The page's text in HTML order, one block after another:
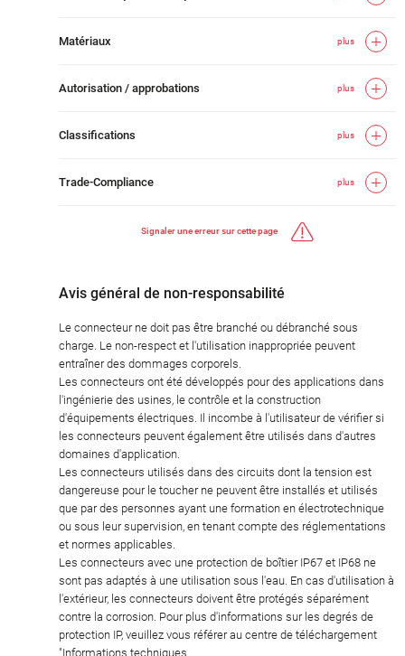
Matériaux plus
Autorisation / approbations plus
Classifications plus
Trade-Compliance plus
Signaler une erreur sur cette page
Avis général de non-responsabilité
Le connecteur ne doit pas être branché ou débranché sous
charge. Le non-respect et l'utilisation inappropriée peuvent
entraîner des dommages corporels.
Les connecteurs ont été développés pour des applications dans
l'ingénierie des usines, le contrôle et la construction
d'équipements électriques. Il incombe à l'utilisateur de vérifier si
les connecteurs peuvent également être utilisés dans d'autres
domaines d'application.
Les connecteurs utilisés dans des circuits dont la tension est
dangereuse pour le toucher ne peuvent être installés et utilisés
que par des personnes ayant une formation en électrotechnique
ou sous leur supervision, en tenant compte des réglementations
et normes applicables.
Les connecteurs avec une protection de boîtier IP67 et IP68 ne
sont pas adaptés à une utilisation sous l'eau. En cas d'utilisation à
l'extérieur, les connecteurs doivent être protégés séparément
contre la corrosion. Pour plus d'informations sur les degrés de
protection IP, veuillez vous référer au centre de téléchargement
"Informations techniques.